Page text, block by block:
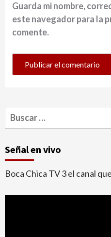
Guarda mi nombre,
este navegador para la
comente.
Buscar:
Señal en vivo
Boca Chica TV 3 el canal